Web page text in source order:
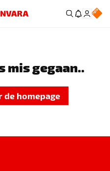
mis gegaan..
de homepage